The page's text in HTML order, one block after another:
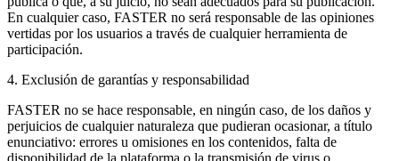
En cualquier caso, FASTER no será responsable de las opiniones
vertidas por los usuarios a través de cualquier herramienta de
participación.
4. Exclusión de garantías y responsabilidad
FASTER no se hace responsable, en ningún caso, de los daños y
perjuicios de cualquier naturaleza que pudieran ocasionar, a título
enunciativo: errores u omisiones en los contenidos, falta de
disponibilidad de la plataforma o la transmisión de virus o